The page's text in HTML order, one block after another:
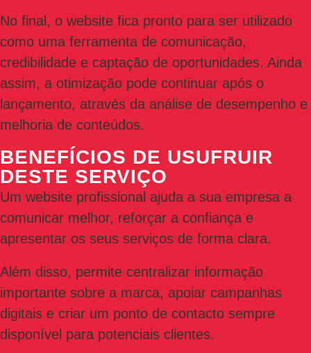
No final, o website fica pronto para ser utilizado
como uma ferramenta de comunicação,
credibilidade e captação de oportunidades. Ainda
assim, a otimização pode continuar após o
lançamento, através da análise de desempenho e
melhoria de conteúdos.
BENEFÍCIOS DE USUFRUIR
DESTE SERVIÇO
Um website profissional ajuda a sua empresa a
comunicar melhor, reforçar a confiança e
apresentar os seus serviços de forma clara.
Além disso, permite centralizar informação
importante sobre a marca, apoiar campanhas
digitais e criar um ponto de contacto sempre
disponível para potenciais clientes.